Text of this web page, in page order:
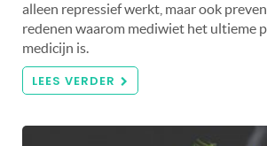
alleen repressief werkt, maar ook
redenen waarom mediwiet het ultieme
medicijn is.
LEES VERDER